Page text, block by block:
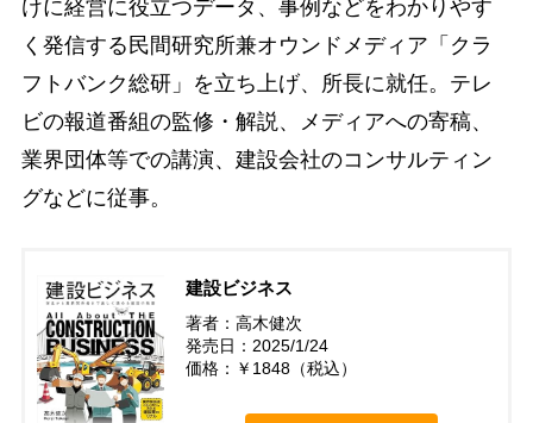
けに経営に役立つデータ、事例などをわかりやす
く発信する民間研究所兼オウンドメディア「クラ
フトバンク総研」を立ち上げ、所長に就任。テレ
ビの報道番組の監修・解説、メディアへの寄稿、
業界団体等での講演、建設会社のコンサルティン
グなどに従事。
建設ビジネス
著者：高木健次
発売日：2025/1/24
価格：￥1848（税込）